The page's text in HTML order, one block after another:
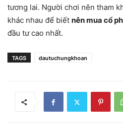
tương lai. Người chơi nên tham
khác nhau để biết nên mua cổ
đầu tư cao nhất.
TAGS dautuchungkhoan